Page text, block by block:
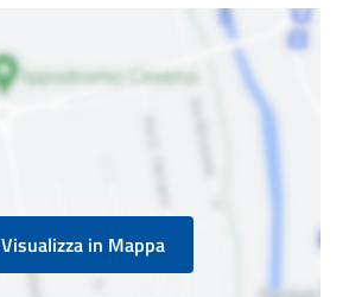
Visualizza in Mappa